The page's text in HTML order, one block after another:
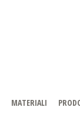
MATERIALI